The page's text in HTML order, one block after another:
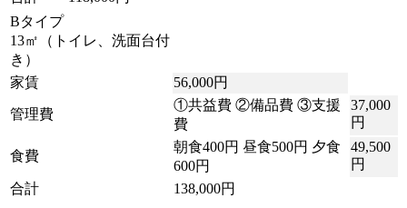
Bタイプ
13㎡（トイレ、洗面台付
き）
家賃
56,000円
管理費
①共益費 ②備品費 ③支援
費
37,000
円
食費
朝食400円 昼食500円 夕食
600円
49,500
円
合計
138,000円